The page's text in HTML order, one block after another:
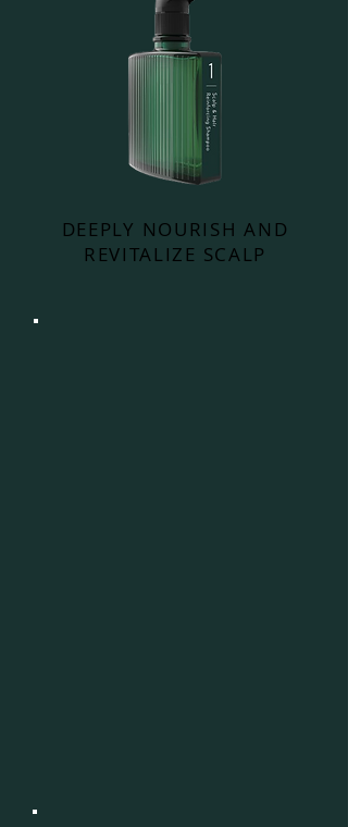
DEEPLY NOURISH AND
REVITALIZE SCALP